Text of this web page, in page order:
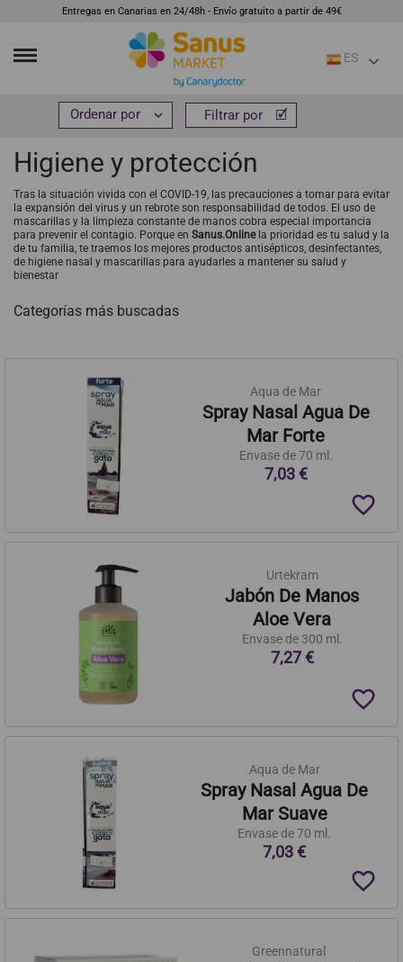
Entregas en Canarias en 24/48h - Envío gratuito a partir de 49€
ES
Cosmética e higiene Higiene y protección
Higiene y protección
Tras la situación vivida con el COVID-19, las precauciones a tomar para evitar
la expansión del virus y un rebrote son responsabilidad de todos. El uso de
mascarillas y la limpieza constante de manos cobra especial importancia
para prevenir el contagio. Porque en Sanus.Onlinela prioridad es tu salud y la
de tu familia, te traemos los mejores productos antisépticos, desinfectantes,
de higiene nasal y mascarillas para ayudarles a mantener su salud y
bienestar
Categorías más buscadas
 Filtrar por
Aqua de Mar
Spray Nasal Agua De
Mar Forte
Envase de 70 ml.
7,03 €
favorite_border
Urtekram
Jabón De Manos
Aloe Vera
Envase de 300 ml.
7,27 €
favorite_border
Aqua de Mar
Spray Nasal Agua De
Mar Suave
Envase de 70 ml.
7,03 €
favorite_border
Greennatural
 Filtrar por